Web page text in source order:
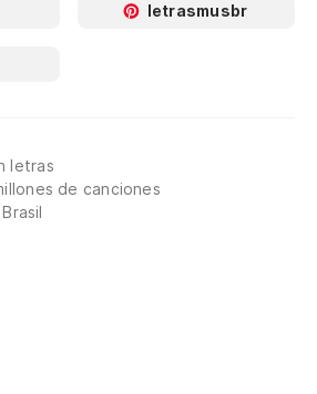
letrasmusbr
letras
de canciones